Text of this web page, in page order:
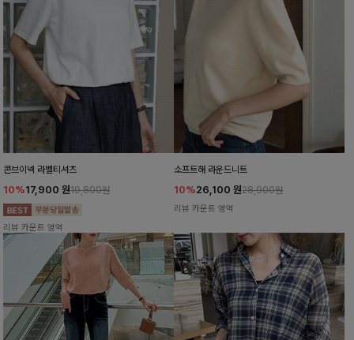
콘브이넥 라벨티셔츠
10%17,900 원19,800원
리뷰 카운트 영역
소프트해 라운드니트
10%26,100 원28,900원
리뷰 카운트 영역